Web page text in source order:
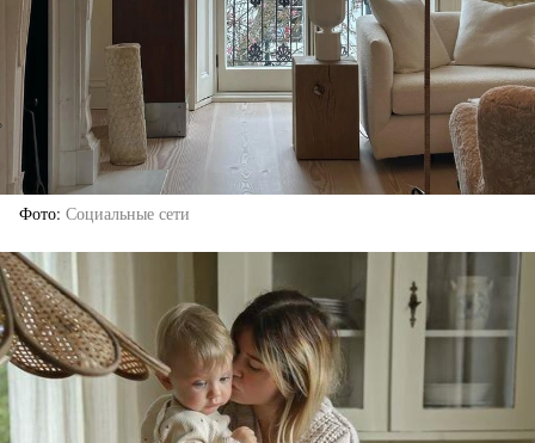
Фото Социальные сети